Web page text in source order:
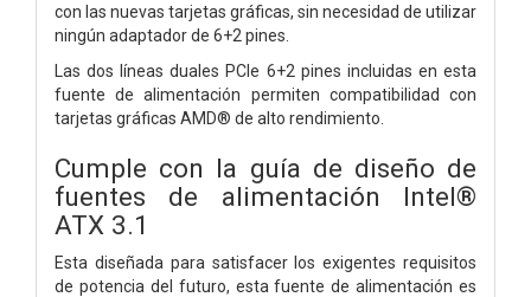
con las nuevas tarjetas gráficas, sin necesidad de utilizar
ningún adaptador de 6+2 pines.
Las dos líneas duales PCIe 6+2 pines incluidas en esta
fuente de alimentación permiten compatibilidad con
tarjetas gráficas AMD® de alto rendimiento.
Cumple con la guía de diseño de
fuentes de alimentación Intel®
ATX 3.1
Esta diseñada para satisfacer los exigentes requisitos
de potencia del futuro, esta fuente de alimentación es